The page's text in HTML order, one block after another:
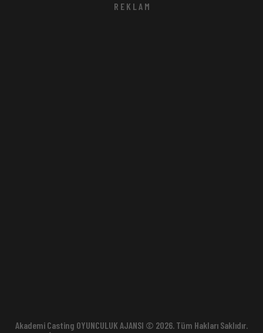
R E K L A M
Akademi Casting OYUNCULUK AJANSI © 2026. Tüm Hakları Saklıdır.